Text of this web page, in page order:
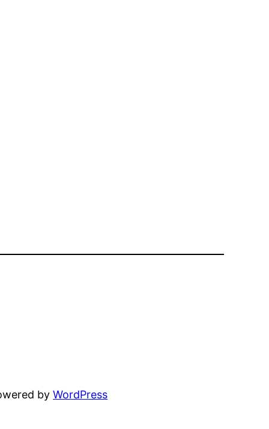
byWordPress